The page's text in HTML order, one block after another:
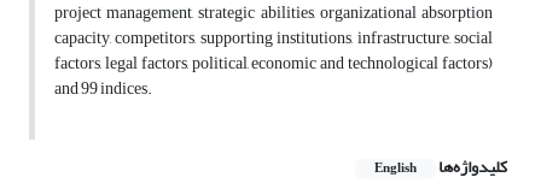
project management, strategic abilities, organizational absorption
capacity, competitors, supporting institutions, infrastructure, social
factors, legal factors, political, economic and technological factors)
and 99 indices.
کلیدواژه‌ها English